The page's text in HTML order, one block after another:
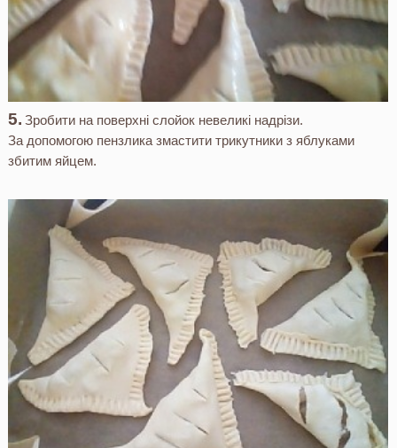
Зробити на поверхні слойок невеликі надрізи.
За допомогою пензлика змастити трикутники з яблуками
збитим яйцем.